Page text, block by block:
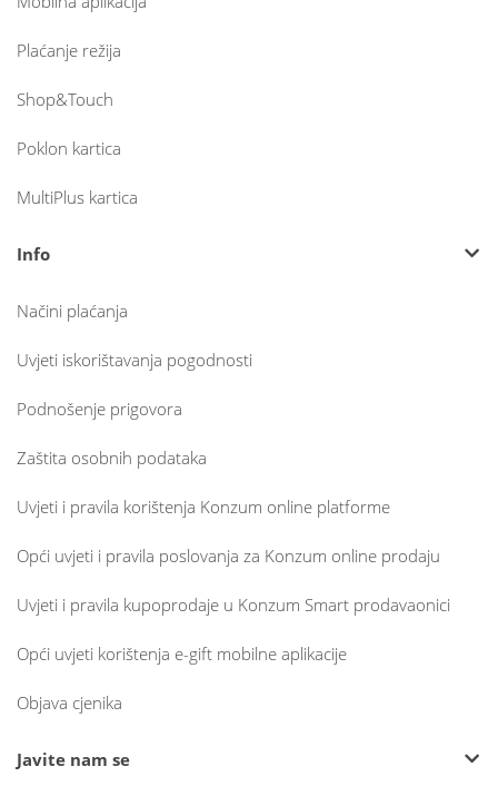
Plaćanje režija
Shop&Touch
Poklon kartica
MultiPlus kartica
Info
Načini plaćanja
Uvjeti iskorištavanja pogodnosti
Podnošenje prigovora
Zaštita osobnih podataka
Uvjeti i pravila korištenja Konzum online platforme
Opći uvjeti i pravila poslovanja za Konzum online prodaju
Uvjeti i pravila kupoprodaje u Konzum Smart prodavaonici
Opći uvjeti korištenja e-gift mobilne aplikacije
Objava cjenika
Javite nam se